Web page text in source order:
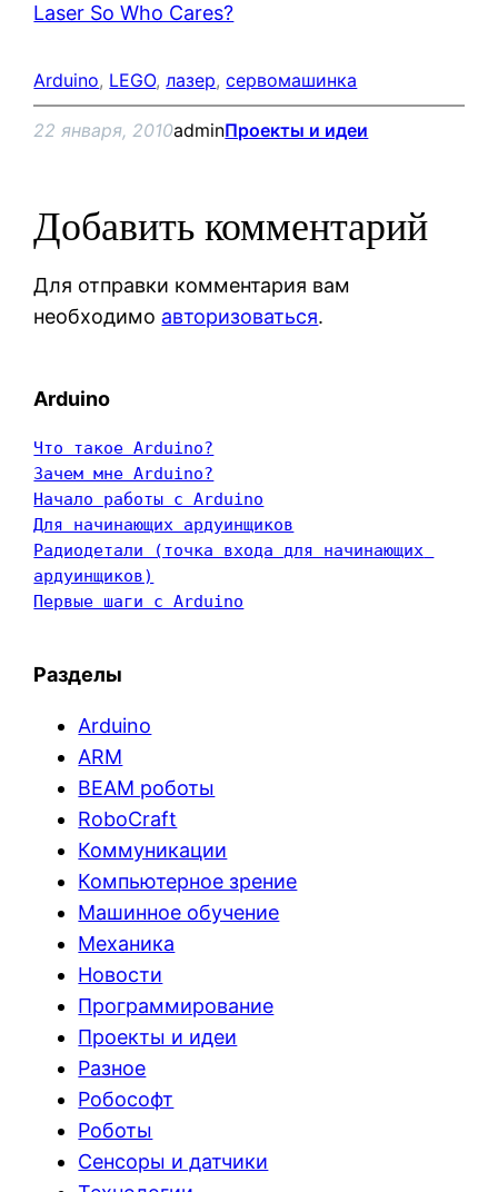
Laser So Who Cares?
Arduino, LEGO, лазер, сервомашинка
22 января, 2010adminПроекты и идеи
Добавить комментарий
Для отправки комментария вам
необходимо авторизоваться.
Arduino
Что такое Arduino?
Зачем мне Arduino?
Начало работы с Arduino
Для начинающих ардуинщиков
Радиодетали (точка входа для начинающих
ардуинщиков)
Первые шаги с Arduino
Разделы
Arduino
ARM
BEAM роботы
RoboCraft
Коммуникации
Компьютерное зрение
Машинное обучение
Механика
Новости
Программирование
Проекты и идеи
Разное
Робософт
Роботы
Сенсоры и датчики